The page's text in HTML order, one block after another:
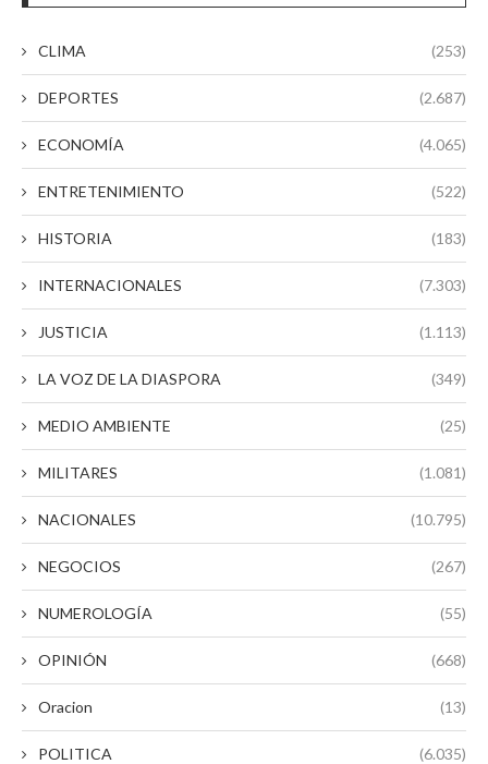
CLIMA (253)
DEPORTES (2.687)
ECONOMÍA (4.065)
ENTRETENIMIENTO (522)
HISTORIA (183)
INTERNACIONALES (7.303)
JUSTICIA (1.113)
LA VOZ DE LA DIASPORA (349)
MEDIO AMBIENTE (25)
MILITARES (1.081)
NACIONALES (10.795)
NEGOCIOS (267)
NUMEROLOGÍA (55)
OPINIÓN (668)
Oracion (13)
POLITICA (6.035)